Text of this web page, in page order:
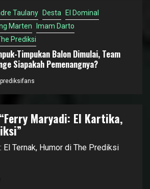
Taulany Desta El Dominal
Marten Imam Darto
Prediksi
Timpukan Balon Dimulai, Team
Siapakah Pemenangnya?
Ferry Maryadi: El Kartika,
”
El Ternak, Humor di The Prediksi